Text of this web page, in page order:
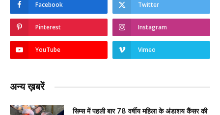
Facebook Twitter
Pinterest Instagram
YouTube Vimeo
अन्य ख़बरें
सिम्स में पहली बार 78 वर्षीय महिला के अंडाशय कैंसर की